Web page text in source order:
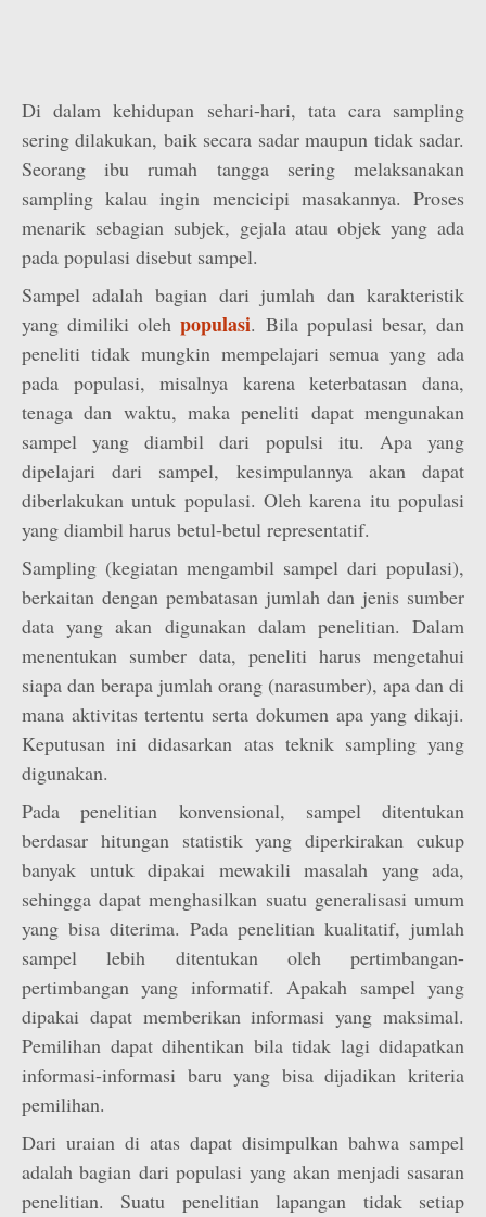
Di dalam kehidupan sehari-hari, tata cara sampling
sering dilakukan, baik secara sadar maupun tidak sadar.
Seorang ibu rumah tangga sering melaksanakan
sampling kalau ingin mencicipi masakannya. Proses
menarik sebagian subjek, gejala atau objek yang ada
pada populasi disebut sampel.
Sampel adalah bagian dari jumlah dan karakteristik
yang dimiliki olehpopulasi. Bila populasi besar, dan
peneliti tidak mungkin mempelajari semua yang ada
pada populasi, misalnya karena keterbatasan dana,
tenaga dan waktu, maka peneliti dapat mengunakan
sampel yang diambil dari populsi itu. Apa yang
dipelajari dari sampel, kesimpulannya akan dapat
diberlakukan untuk populasi. Oleh karena itu populasi
yang diambil harus betul-betul representatif.
Sampling (kegiatan mengambil sampel dari populasi),
berkaitan dengan pembatasan jumlah dan jenis sumber
data yang akan digunakan dalam penelitian. Dalam
menentukan sumber data, peneliti harus mengetahui
siapa dan berapa jumlah orang (narasumber), apa dan di
mana aktivitas tertentu serta dokumen apa yang dikaji.
Keputusan ini didasarkan atas teknik sampling yang
digunakan.
Pada penelitian konvensional, sampel ditentukan
berdasar hitungan statistik yang diperkirakan cukup
banyak untuk dipakai mewakili masalah yang ada,
sehingga dapat menghasilkan suatu generalisasi umum
yang bisa diterima. Pada penelitian kualitatif, jumlah
sampel lebih ditentukan oleh pertimbangan-
pertimbangan yang informatif. Apakah sampel yang
dipakai dapat memberikan informasi yang maksimal.
Pemilihan dapat dihentikan bila tidak lagi didapatkan
informasi-informasi baru yang bisa dijadikan kriteria
pemilihan.
Dari uraian di atas dapat disimpulkan bahwa sampel
adalah bagian dari populasi yang akan menjadi sasaran
penelitian. Suatu penelitian lapangan tidak setiap